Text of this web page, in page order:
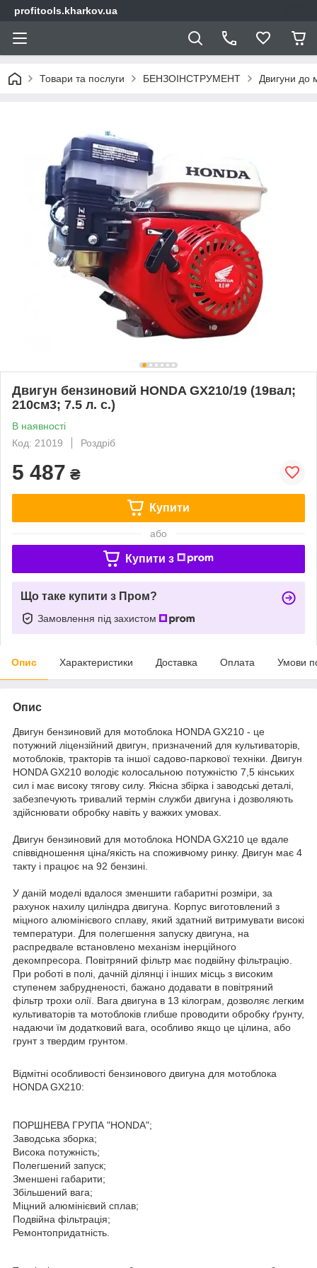
profitools.kharkov.ua
Товари та послуги БЕНЗОІНСТРУМЕНТ Двигуни до
Двигун бензиновий HONDA GX210/19 (19вал;
210см3; 7.5 л. с.)
В наявності
Код: 21019
Роздріб
5 487 ₴
Купити
або
Купити з
Що таке купити з Пром?
Замовлення під захистом
Опис Характеристики Доставка Оплата Умови
Опис
Двигун бензиновий для мотоблока HONDA GX210 - це
потужний ліцензійний двигун, призначений для культиваторів,
мотоблоків, тракторів та іншої садово-паркової техніки. Двигун
HONDA GX210 володіє колосальною потужністю 7,5 кінських
сил і має високу тягову силу. Якісна збірка і заводські деталі,
забезпечують тривалий термін служби двигуна і дозволяють
здійснювати обробку навіть у важких умовах.
Двигун бензиновий для мотоблока HONDA GX210 це вдале
співвідношення ціна/якість на споживчому ринку. Двигун має 4
такту і працює на 92 бензині.
У даній моделі вдалося зменшити габаритні розміри, за
рахунок нахилу циліндра двигуна. Корпус виготовлений з
міцного алюмінієвого сплаву, який здатний витримувати високі
температури. Для полегшення запуску двигуна, на
распредвале встановлено механізм інерційного
декомпресора. Повітряний фільтр має подвійну фільтрацію.
При роботі в полі, дачній ділянці і інших місць з високим
ступенем забрудненості, бажано додавати в повітряний
фільтр трохи олії. Вага двигуна в 13 кілограм, дозволяє легким
культиваторів та мотоблоків глибше проводити обробку ґрунту,
надаючи їм додатковий вага, особливо якщо це цілина, або
грунт з твердим грунтом.
Відмітні особливості бензинового двигуна для мотоблока
HONDA GX210:
ПОРШНЕВА ГРУПА "HONDA";
Заводська зборка;
Висока потужність;
Полегшений запуск;
Зменшені габарити;
Збільшений вага;
Міцний алюмінієвий сплав;
Подвійна фільтрація;
Ремонтопридатність.